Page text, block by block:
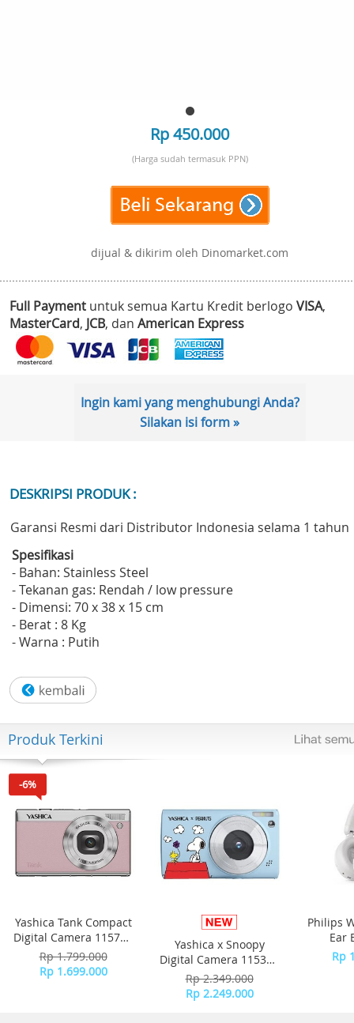
Rp 450.000
(Harga sudah termasuk PPN)
dijual & dikirim oleh Dinomarket.com
Full Payment untuk semua Kartu Kredit berlogo VISA,
MasterCard, JCB, dan American Express
Ingin kami yang menghubungi Anda?
Silakan isi form »
DESKRIPSI PRODUK :
Garansi Resmi dari Distributor Indonesia selama 1 tahun
Spesifikasi
- Bahan: Stainless Steel
- Tekanan gas: Rendah / low pressure
- Dimensi: 70 x 38 x 15 cm
- Berat : 8 Kg
- Warna : Putih
Produk Terkini
-6%
Yashica Tank Compact
Digital Camera 115757
- Pink Marshmallow
Rp 1.799.000
Rp 1.699.000
Yashica x Snoopy
Digital Camera 115371
- Blue
Rp 2.349.000
Rp 2.249.000
Philips
Ear
Rp